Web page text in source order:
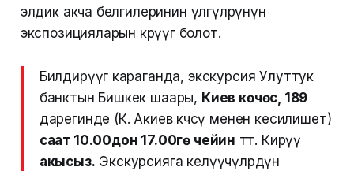
элдик акча белгилеринин үлгүлөрүнүн
экспозицияларын көрүүгө болот.
Билдирүүгө караганда, экскурсия Улуттук
банктын Бишкек шаары, Киев көчөсү, 189
дарегинде (К. Акиев көчөсү менен кесилишет)
саат 10.00дон 17.00гө чейин өтөт. Кирүү
акысыз. Экскурсияга келүүчүлөрдүн